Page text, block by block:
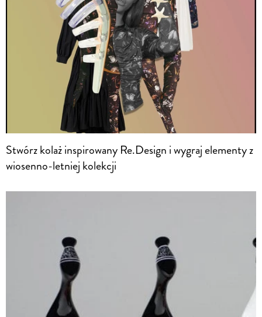
Stwórz kolaż inspirowany Re.Design i wygraj elementy z
wiosenno-letniej kolekcji